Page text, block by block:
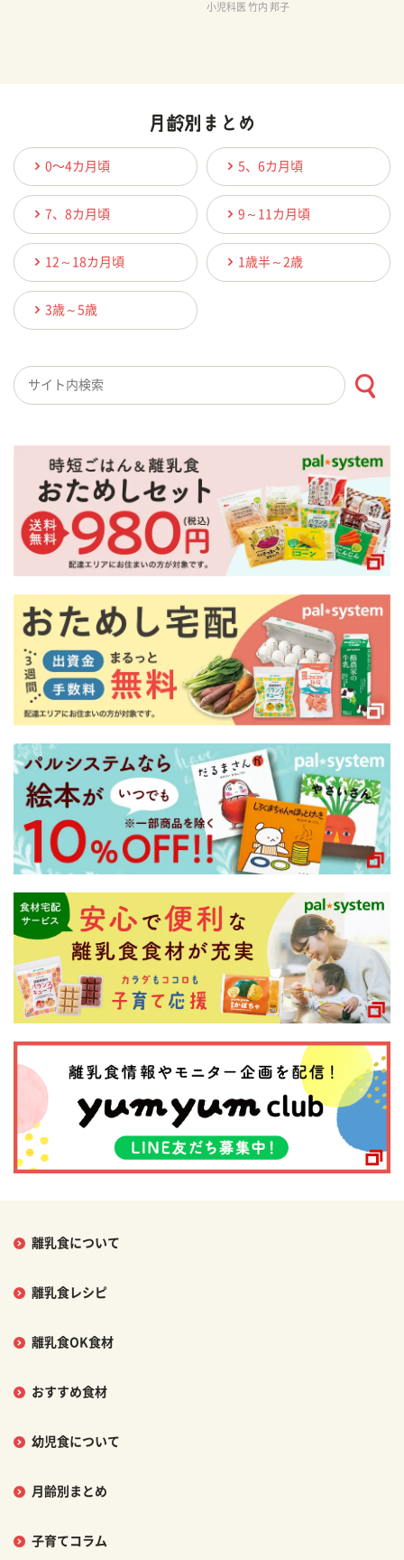
小児科医 竹内 邦子
0〜4カ月頃 5、6カ月頃
7、8カ月頃 9～11カ月頃
12～18カ月頃 1歳半～2歳
3歳～5歳
検索キーワード入力
離乳食について
離乳食レシピ
離乳食OK食材
おすすめ食材
幼児食について
月齢別まとめ
子育てコラム